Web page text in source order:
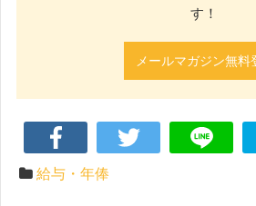
す！
メールマガジン無料
給与・年俸